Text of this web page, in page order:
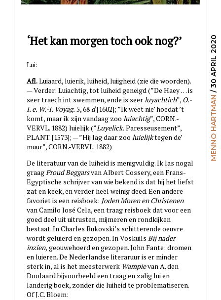
MENNO HARTMAN
/ 30 APRIL 2020
‘Het kan morgen toch ook nog?’
Lui:
Afl.Luiaard, luierik, luiheid, luiigheid (zie die woorden).
— Verder: Luiachtig, tot luiheid geneigd (”De Haey … is
seer traech int swemmen, ende is seerluyachtich”, O.-
I. e. W.-I. Voyag. 5, 68 d[1602]; ”Ik weet nie’ hoedat ’t
komt, maar ik zijn vandaag zoo luiachtig”, CORN.-
VERVL. 1882) luielijk (”Luyelick. Paresseusement”,
PLANT. [1573]; — ”Hij lag daar zoo luielijktegen de’
muur”, CORN.-VERVL. 1882)
De literatuur van de luiheid is menigvuldig. Ik las nogal
graagProud Beggarsvan Albert Cossery, een Frans-
Egyptische schrijver van wie bekend is dat hij het liefst
zat en keek, en verder heel weinig deed. Een andere
favoriet is een reisboek: Joden Moren en Christenen
van Camilo José Cela, een traag reisboek dat voor een
goed deel uit uitrusten, mijmeren en rondkijken
bestaat. In Charles Bukovski’s schitterende oeuvre
wordt geluierd en gezopen. In Voskuils Bij nader
inzien,geouwehoerd en gezopen. John Fante: dromen
en luieren. De Nederlandse literaruur is er minder
sterk in, al is het meesterwerk Wampievan A. den
Doolaard bijvoorbeeld een traag en zalig lui en
landerig boek, zonder die luiheid te problematiseren.
Of J.C. Bloem: